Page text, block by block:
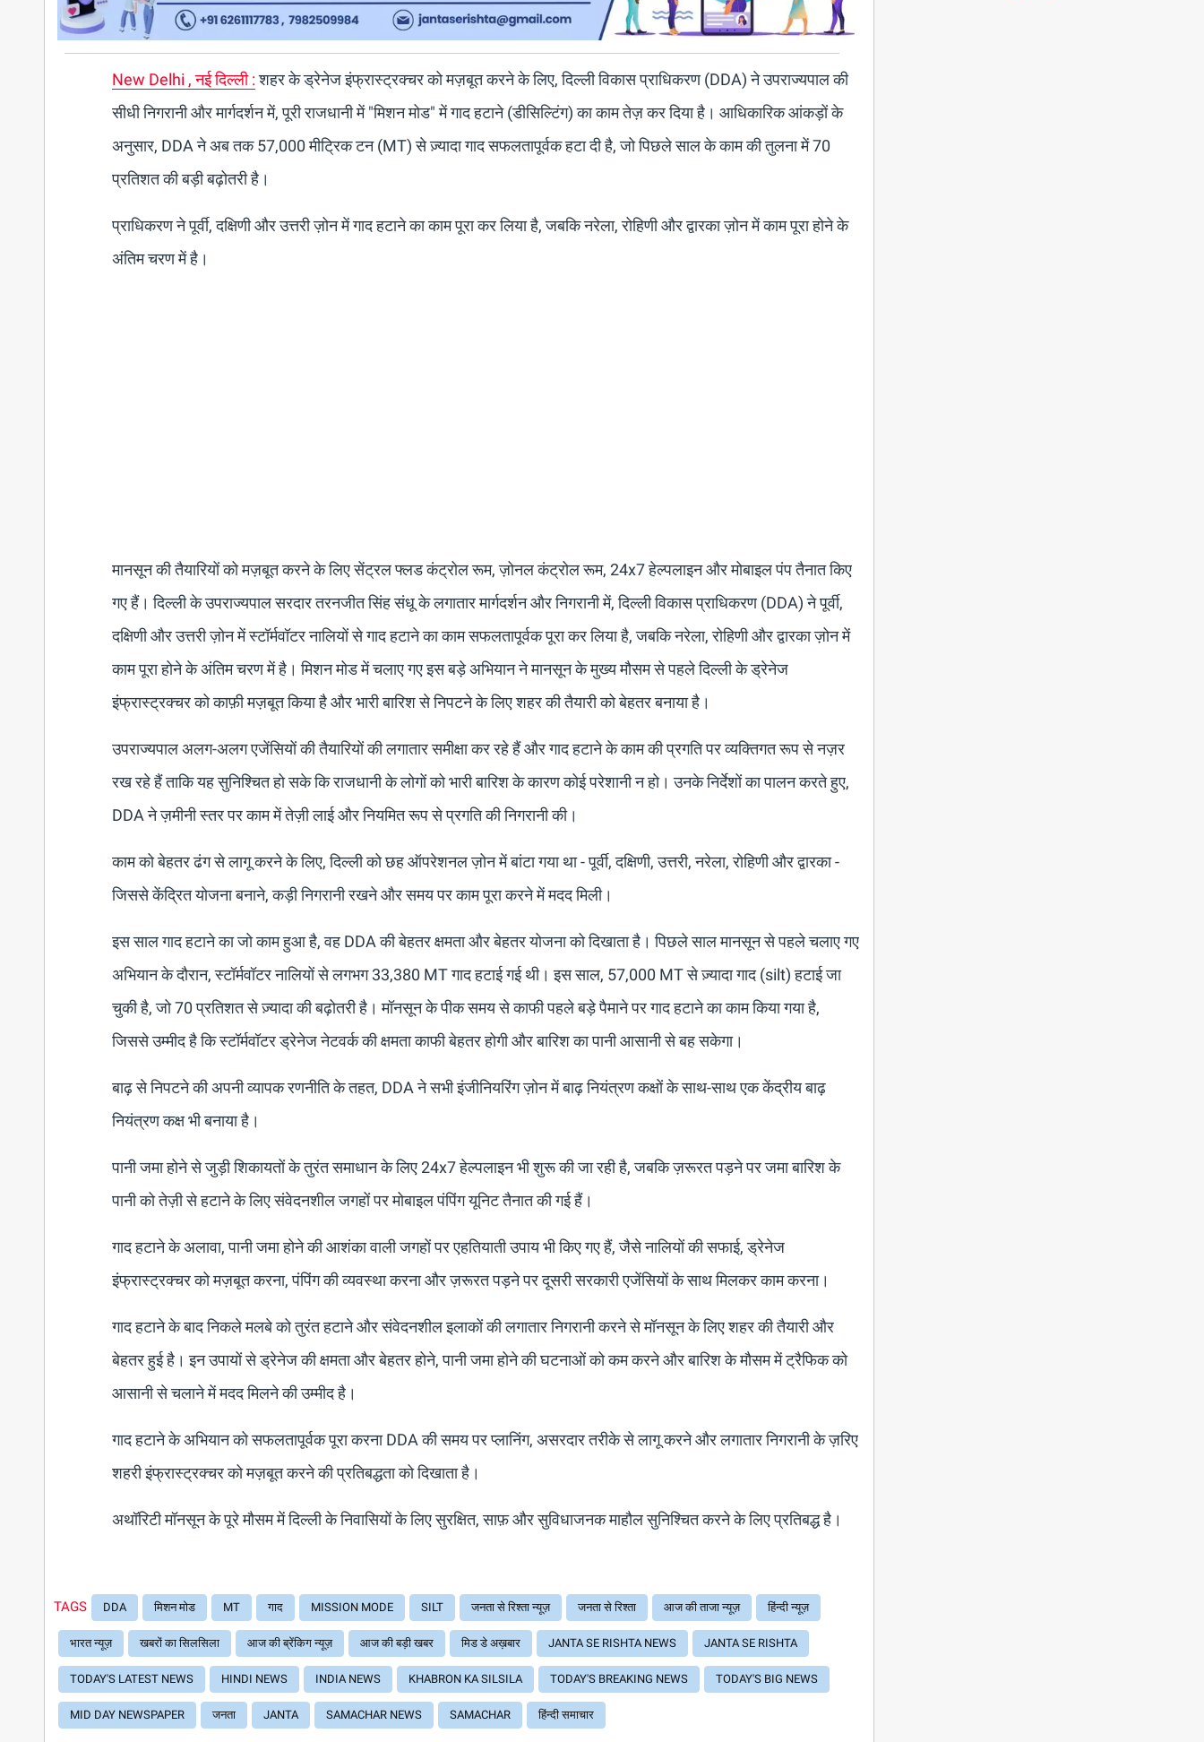
New Delhi , नई दिल्ली :शहर के ड्रेनेज इंफ्रास्ट्रक्चर को मज़बूत करने के लिए, दिल्ली विकास प्राधिकरण (DDA) ने उपराज्यपाल की
सीधी निगरानी और मार्गदर्शन में, पूरी राजधानी में "मिशन मोड" में गाद हटाने (डीसिल्टिंग) का काम तेज़ कर दिया है। आधिकारिक आंकड़ों के
अनुसार, DDA ने अब तक 57,000 मीट्रिक टन (MT) से ज़्यादा गाद सफलतापूर्वक हटा दी है, जो पिछले साल के काम की तुलना में 70
प्रतिशत की बड़ी बढ़ोतरी है।
प्राधिकरण ने पूर्वी, दक्षिणी और उत्तरी ज़ोन में गाद हटाने का काम पूरा कर लिया है, जबकि नरेला, रोहिणी और द्वारका ज़ोन में काम पूरा होने के
अंतिम चरण में है।
मानसून की तैयारियों को मज़बूत करने के लिए सेंट्रल फ्लड कंट्रोल रूम, ज़ोनल कंट्रोल रूम, 24x7 हेल्पलाइन और मोबाइल पंप तैनात किए
गए हैं। दिल्ली के उपराज्यपाल सरदार तरनजीत सिंह संधू के लगातार मार्गदर्शन और निगरानी में, दिल्ली विकास प्राधिकरण (DDA) ने पूर्वी,
दक्षिणी और उत्तरी ज़ोन में स्टॉर्मवॉटर नालियों से गाद हटाने का काम सफलतापूर्वक पूरा कर लिया है, जबकि नरेला, रोहिणी और द्वारका ज़ोन में
काम पूरा होने के अंतिम चरण में है। मिशन मोड में चलाए गए इस बड़े अभियान ने मानसून के मुख्य मौसम से पहले दिल्ली के ड्रेनेज
इंफ्रास्ट्रक्चर को काफ़ी मज़बूत किया है और भारी बारिश से निपटने के लिए शहर की तैयारी को बेहतर बनाया है।
उपराज्यपाल अलग-अलग एजेंसियों की तैयारियों की लगातार समीक्षा कर रहे हैं और गाद हटाने के काम की प्रगति पर व्यक्तिगत रूप से नज़र
रख रहे हैं ताकि यह सुनिश्चित हो सके कि राजधानी के लोगों को भारी बारिश के कारण कोई परेशानी न हो। उनके निर्देशों का पालन करते हुए,
DDA ने ज़मीनी स्तर पर काम में तेज़ी लाई और नियमित रूप से प्रगति की निगरानी की।
काम को बेहतर ढंग से लागू करने के लिए, दिल्ली को छह ऑपरेशनल ज़ोन में बांटा गया था - पूर्वी, दक्षिणी, उत्तरी, नरेला, रोहिणी और द्वारका -
जिससे केंद्रित योजना बनाने, कड़ी निगरानी रखने और समय पर काम पूरा करने में मदद मिली।
इस साल गाद हटाने का जो काम हुआ है, वह DDA की बेहतर क्षमता और बेहतर योजना को दिखाता है। पिछले साल मानसून से पहले चलाए गए
अभियान के दौरान, स्टॉर्मवॉटर नालियों से लगभग 33,380 MT गाद हटाई गई थी। इस साल, 57,000 MT से ज़्यादा गाद (silt) हटाई जा
चुकी है, जो 70 प्रतिशत से ज़्यादा की बढ़ोतरी है। मॉनसून के पीक समय से काफी पहले बड़े पैमाने पर गाद हटाने का काम किया गया है,
जिससे उम्मीद है कि स्टॉर्मवॉटर ड्रेनेज नेटवर्क की क्षमता काफी बेहतर होगी और बारिश का पानी आसानी से बह सकेगा।
बाढ़ से निपटने की अपनी व्यापक रणनीति के तहत, DDA ने सभी इंजीनियरिंग ज़ोन में बाढ़ नियंत्रण कक्षों के साथ-साथ एक केंद्रीय बाढ़
नियंत्रण कक्ष भी बनाया है।
पानी जमा होने से जुड़ी शिकायतों के तुरंत समाधान के लिए 24x7 हेल्पलाइन भी शुरू की जा रही है, जबकि ज़रूरत पड़ने पर जमा बारिश के
पानी को तेज़ी से हटाने के लिए संवेदनशील जगहों पर मोबाइल पंपिंग यूनिट तैनात की गई हैं।
गाद हटाने के अलावा, पानी जमा होने की आशंका वाली जगहों पर एहतियाती उपाय भी किए गए हैं, जैसे नालियों की सफाई, ड्रेनेज
इंफ्रास्ट्रक्चर को मज़बूत करना, पंपिंग की व्यवस्था करना और ज़रूरत पड़ने पर दूसरी सरकारी एजेंसियों के साथ मिलकर काम करना।
गाद हटाने के बाद निकले मलबे को तुरंत हटाने और संवेदनशील इलाकों की लगातार निगरानी करने से मॉनसून के लिए शहर की तैयारी और
बेहतर हुई है। इन उपायों से ड्रेनेज की क्षमता और बेहतर होने, पानी जमा होने की घटनाओं को कम करने और बारिश के मौसम में ट्रैफिक को
आसानी से चलाने में मदद मिलने की उम्मीद है।
गाद हटाने के अभियान को सफलतापूर्वक पूरा करना DDA की समय पर प्लानिंग, असरदार तरीके से लागू करने और लगातार निगरानी के ज़रिए
शहरी इंफ्रास्ट्रक्चर को मज़बूत करने की प्रतिबद्धता को दिखाता है।
अथॉरिटी मॉनसून के पूरे मौसम में दिल्ली के निवासियों के लिए सुरक्षित, साफ़ और सुविधाजनक माहौल सुनिश्चित करने के लिए प्रतिबद्ध है।
TAGS DDA मिशन मोड MT गाद MISSION MODE SILT जनता से रिश्ता न्यूज़ जनता से रिश्ता आज की ताजा न्यूज़ हिंन्दी न्यूज़
भारत न्यूज़ खबरों का सिलसिला आज की ब्रेंकिग न्यूज़ आज की बड़ी खबर मिड डे अख़बार JANTA SE RISHTA NEWS JANTA SE RISHTA
TODAY'S LATEST NEWS HINDI NEWS INDIA NEWS KHABRON KA SILSILA TODAY'S BREAKING NEWS TODAY'S BIG NEWS
MID DAY NEWSPAPER जनता JANTA SAMACHAR NEWS SAMACHAR हिंन्दी समाचार